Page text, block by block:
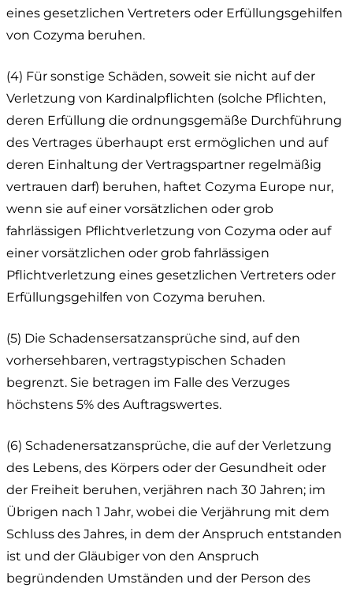
eines gesetzlichen Vertreters oder Erfüllungsgehilfen
von Cozyma beruhen.
(4) Für sonstige Schäden, soweit sie nicht auf der
Verletzung von Kardinalpflichten (solche Pflichten,
deren Erfüllung die ordnungsgemäße Durchführung
des Vertrages überhaupt erst ermöglichen und auf
deren Einhaltung der Vertragspartner regelmäßig
vertrauen darf) beruhen, haftet Cozyma Europe nur,
wenn sie auf einer vorsätzlichen oder grob
fahrlässigen Pflichtverletzung von Cozyma oder auf
einer vorsätzlichen oder grob fahrlässigen
Pflichtverletzung eines gesetzlichen Vertreters oder
Erfüllungsgehilfen von Cozyma beruhen.
(5) Die Schadensersatzansprüche sind, auf den
vorhersehbaren, vertragstypischen Schaden
begrenzt. Sie betragen im Falle des Verzuges
höchstens 5% des Auftragswertes.
(6) Schadenersatzansprüche, die auf der Verletzung
des Lebens, des Körpers oder der Gesundheit oder
der Freiheit beruhen, verjähren nach 30 Jahren; im
Übrigen nach 1 Jahr, wobei die Verjährung mit dem
Schluss des Jahres, in dem der Anspruch entstanden
ist und der Gläubiger von den Anspruch
begründenden Umständen und der Person des